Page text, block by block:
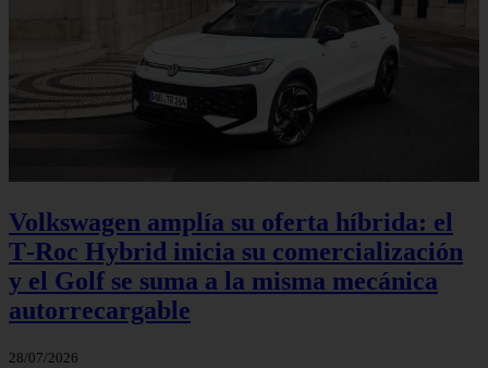
Volkswagen amplía su oferta híbrida: el
T‑Roc Hybrid inicia su comercialización
y el Golf se suma a la misma mecánica
autorrecargable
28/07/2026